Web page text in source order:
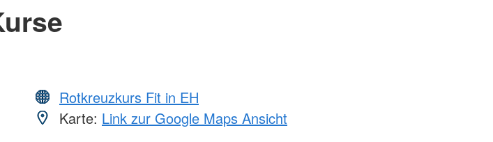
Rotkreuzkurs Fit in EH
Karte: Link zur Google Maps Ansicht